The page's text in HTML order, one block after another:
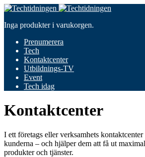
Inga produkter i varukorgen.
Prenumerera
Tech
Kontaktcenter
Utbildnings-TV
Event
Tech idag
Kontaktcenter
I ett företags eller verksamhets
kunderna – och hjälper dem att få ut
produkter och tjänster.